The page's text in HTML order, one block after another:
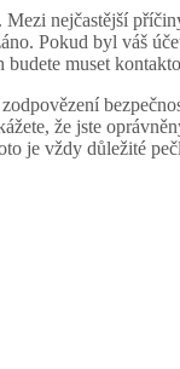
nejčastější
Pokud byl váš
muset
že jste
je vždy důležité